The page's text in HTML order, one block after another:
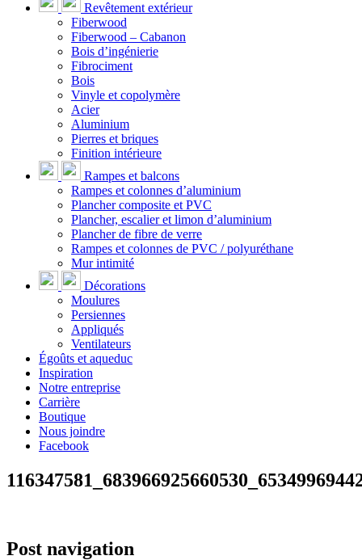
Revêtement extérieur
Fiberwood
Fiberwood – Cabanon
Bois d’ingénierie
Fibrociment
Bois
Vinyle et copolymère
Acier
Aluminium
Pierres et briques
Finition intérieure
Rampes et balcons
Rampes et colonnes d’aluminium
Plancher composite et PVC
Plancher, escalier et limon d’aluminium
Plancher de fibre de verre
Rampes et colonnes de PVC / polyuréthane
Mur intimité
Décorations
Moulures
Persiennes
Appliqués
Ventilateurs
Égoûts et aqueduc
Inspiration
Notre entreprise
Carrière
Boutique
Nous joindre
Facebook
Post navigation